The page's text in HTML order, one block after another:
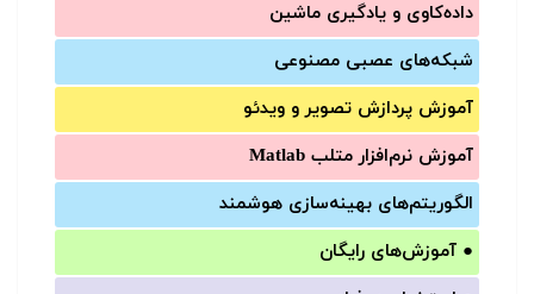
داده‌کاوی و یادگیری ماشین
شبکه‌های عصبی مصنوعی
آموزش‌ پردازش تصویر و ویدئو
آموزش‌ نرم‌افزار متلب Matlab
الگوریتم‌های بهینه‌سازی هوشمند
● آموزش‌های رایگان